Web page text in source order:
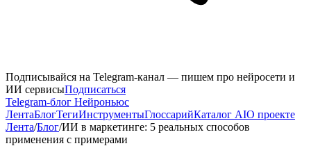
Подписывайся на Telegram-канал — пишем про нейросети и
ИИ сервисыПодписаться
Telegram-блог Нейроньюс
ЛентаБлогТегиИнструментыГлоссарийКаталог AIО проекте
Лента/Блог/ИИ в маркетинге: 5 реальных способов
применения с примерами